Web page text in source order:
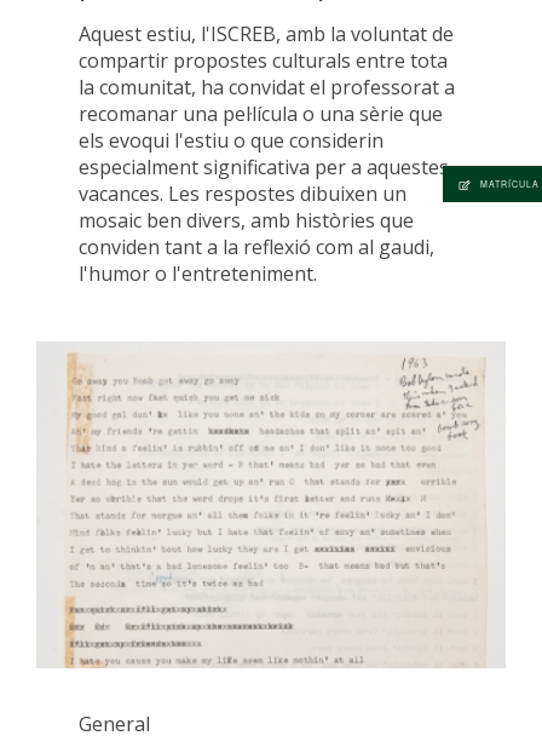
MATRÍCULA
Aquest estiu, l'ISCREB, amb la voluntat de
compartir propostes culturals entre tota
la comunitat, ha convidat el professorat a
recomanar una pel·lícula o una sèrie que
els evoqui l'estiu o que considerin
especialment significativa per a aquestes
vacances. Les respostes dibuixen un
mosaic ben divers, amb històries que
conviden tant a la reflexió com al gaudi,
l'humor o l'entreteniment.
General